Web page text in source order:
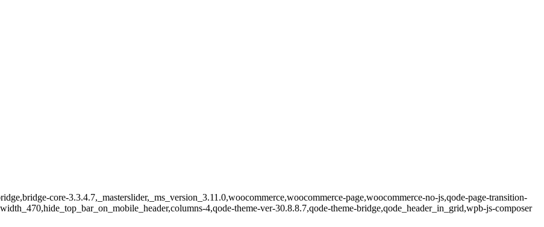
core-3.3.4.7,_masterslider,_ms_version_3.11.0,woocommerce,woocommerce-page,woocommerce-no-js,qode-page-transition-
4,qode-theme-ver-30.8.8.7,qode-theme-bridge,qode_header_in_grid,wpb-js-composer